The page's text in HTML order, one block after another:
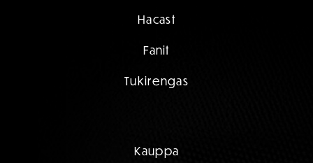
Hacast
Fanit
Tukirengas
Kauppa